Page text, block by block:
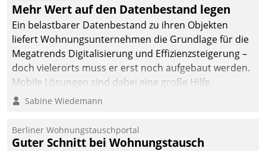
künftige Aufgaben und
Herausforderungen
gerüstet.
Mehr Wert auf den Datenbestand legen
Ein belastbarer Datenbestand zu ihren Objekten
liefert Wohnungsunternehmen die Grundlage für die
Megatrends Digitalisierung und Effizienzsteigerung –
doch vielerorts muss er erst noch aufgebaut werden.
Mobile Lösungen sind dabei eine große Hilfe.
Sabine Wiedemann
Berliner Wohnungstauschportal
Guter Schnitt bei Wohnungstausch